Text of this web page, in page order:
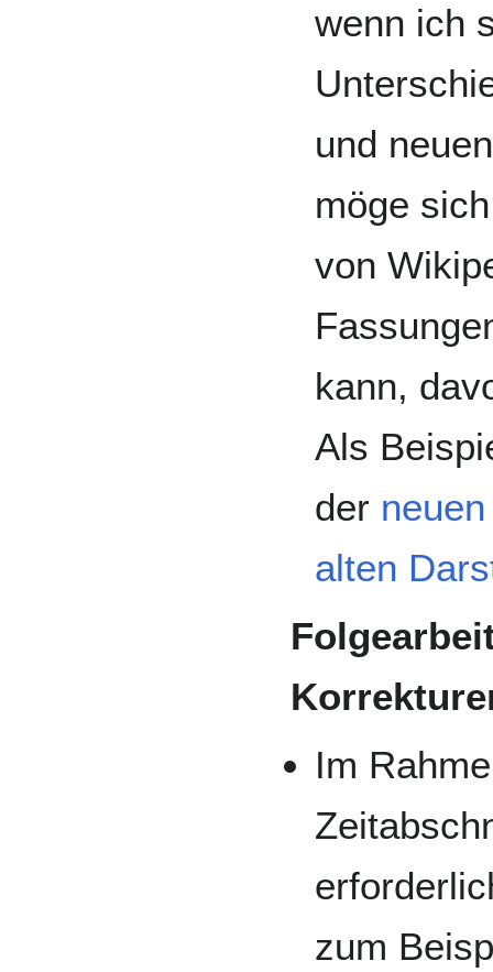
wenn ich
und
möge
von
kann,
Als
der
alten
Im
zum